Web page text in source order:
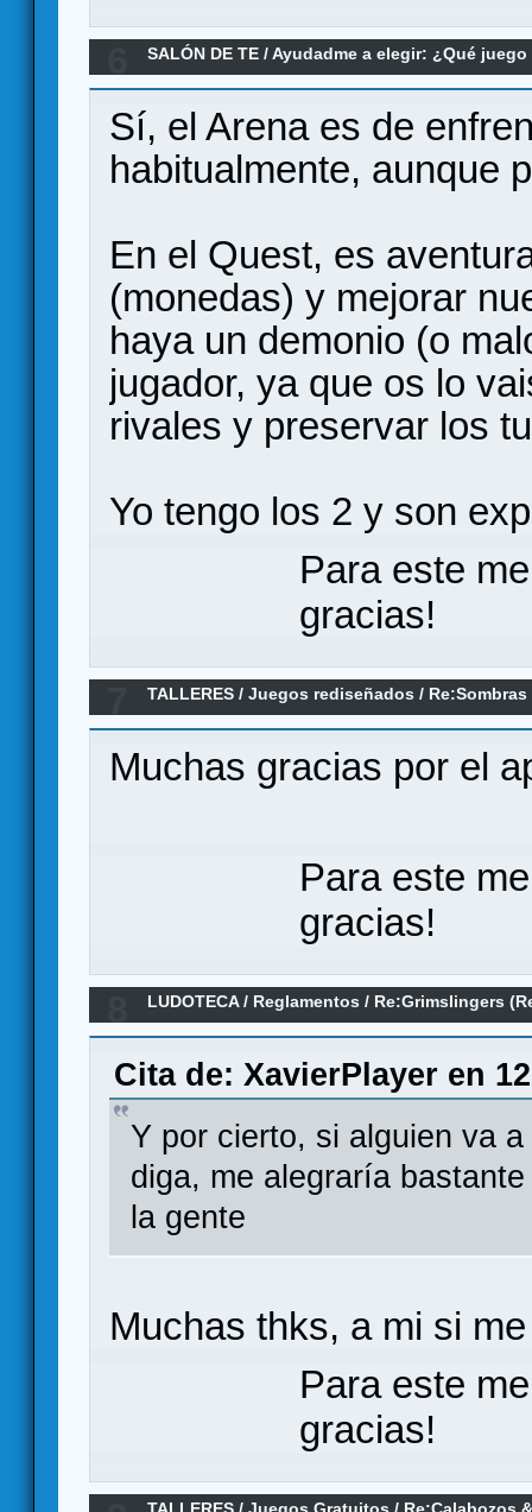
SALÓN DE TE /Ayudadme a elegir: ¿Qué
Sí, el Arena es de
habitualmente, aunque
En el Quest, es
(monedas) y mejorar
haya un demonio (o
jugador, ya que os lo
rivales y preservar los
Yo tengo los 2 y son
Para este
gracias!
TALLERES /Juegos rediseñados /
Muchas gracias por el
Para este
gracias!
LUDOTECA/ Reglamentos / Re:Grimslingers
Cita de: XavierPlayer en
Y por cierto, si alguien va
diga, me alegraría
la gente
Muchas thks, a mi si
Para este
gracias!